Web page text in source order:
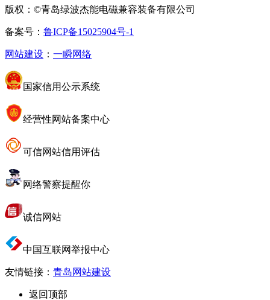
版权：©青岛绿波杰能电磁兼容装备有限公司
备案号： 鲁ICP备15025904号-1
网站建设 ： 一瞬网络
国家信用公示系统
经营性网站备案中心
可信网站信用评估
网络警察提醒你
诚信网站
中国互联网举报中心
友情链接： 青岛网站建设
返回顶部